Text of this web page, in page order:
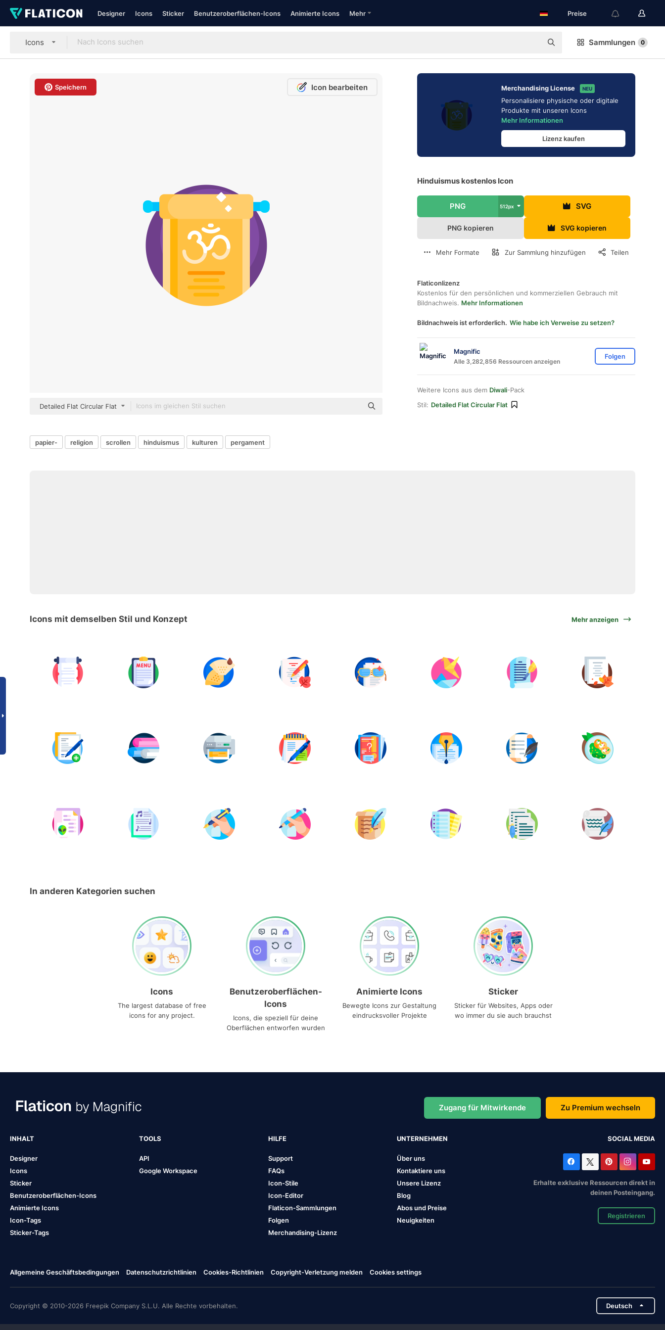
Designer Icons Sticker Benutzeroberflächen-Icons Animierte Icons Mehr Preise
Icons Sammlungen 0
Speichern Icon bearbeiten
Detailed Flat Circular Flat
Merchandising License NEU
Personalisiere physische oder digitale
Produkte mit unseren Icons
Mehr Informationen
Lizenz kaufen
Hinduismus kostenlos Icon
PNG 512px SVG
PNG kopieren SVG kopieren
Mehr Formate Zur Sammlung hinzufügen Teilen
Flaticonlizenz
Kostenlos für den persönlichen und kommerziellen Gebrauch mit
Bildnachweis. Mehr Informationen
Bildnachweis ist erforderlich. Wie habe ich Verweise zu setzen?
Magnific
Alle 3,282,856 Ressourcen anzeigen
Folgen
Weitere Icons aus dem Diwali-Pack
Stil: Detailed Flat Circular Flat
papier- religion scrollen hinduismus kulturen pergament
Icons mit demselben Stil und Konzept Mehr anzeigen
In anderen Kategorien suchen
Icons
The largest database of free
icons for any project.
Benutzeroberflächen-
Icons
Icons, die speziell für deine
Oberflächen entworfen wurden
Animierte Icons
Bewegte Icons zur Gestaltung
eindrucksvoller Projekte
Sticker
Sticker für Websites, Apps oder
wo immer du sie auch brauchst
Zugang für Mitwirkende Zu Premium wechseln
INHALT
Designer
Icons
Sticker
Benutzeroberflächen-Icons
Animierte Icons
Icon-Tags
Sticker-Tags
TOOLS
API
Google Workspace
HILFE
Support
FAQs
Icon-Stile
Icon-Editor
Flaticon-Sammlungen
Folgen
Merchandising-Lizenz
UNTERNEHMEN
Über uns
Kontaktiere uns
Unsere Lizenz
Blog
Abos und Preise
Neuigkeiten
SOCIAL MEDIA
Erhalte exklusive Ressourcen direkt in
deinen Posteingang.
Registrieren
Allgemeine Geschäftsbedingungen Datenschutzrichtlinien Cookies-Richtlinien Copyright-Verletzung melden Cookies settings
Copyright © 2010-2026 Freepik Company S.L.U. Alle Rechte vorbehalten. Deutsch